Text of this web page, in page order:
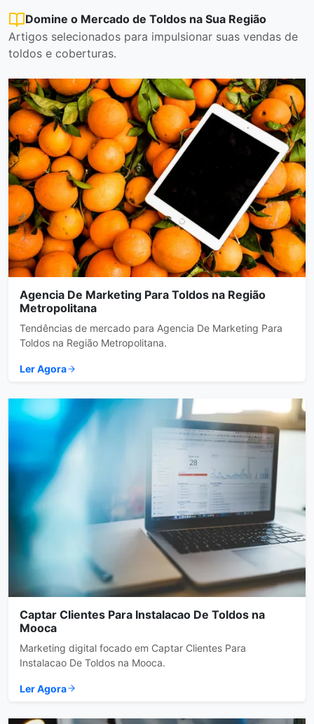
Domine o Mercado de Toldos na Sua Região
Artigos selecionados para impulsionar suas vendas de
toldos e coberturas.
Agencia De Marketing Para Toldos na Região
Metropolitana
Tendências de mercado para Agencia De Marketing Para
Toldos na Região Metropolitana.
Ler Agora
Captar Clientes Para Instalacao De Toldos na
Mooca
Marketing digital focado em Captar Clientes Para
Instalacao De Toldos na Mooca.
Ler Agora